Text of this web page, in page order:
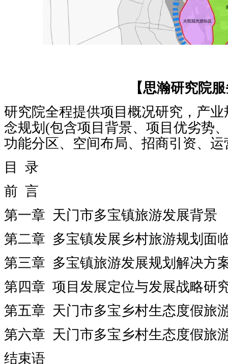
【思瀚研究院
研究院全程提供项目概况研究，产
念规划(包含项目背景、项目优劣势
功能分区、空间布局、招商引资、
目 录
前 言
第一章 天门市多宝镇旅游发展背景
第二章 多宝镇发展乡村旅游规划面
第三章 多宝镇旅游发展规划解决方
第四章 项目发展定位与发展战略研
第五章 天门市多宝乡村生态度假旅
第六章 天门市多宝乡村生态度假旅
结束语